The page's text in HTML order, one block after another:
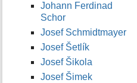
Johann Ferdinad
Schor
Josef Schmidtmayer
Josef Šetlík
Josef Šikola
Josef Šimek